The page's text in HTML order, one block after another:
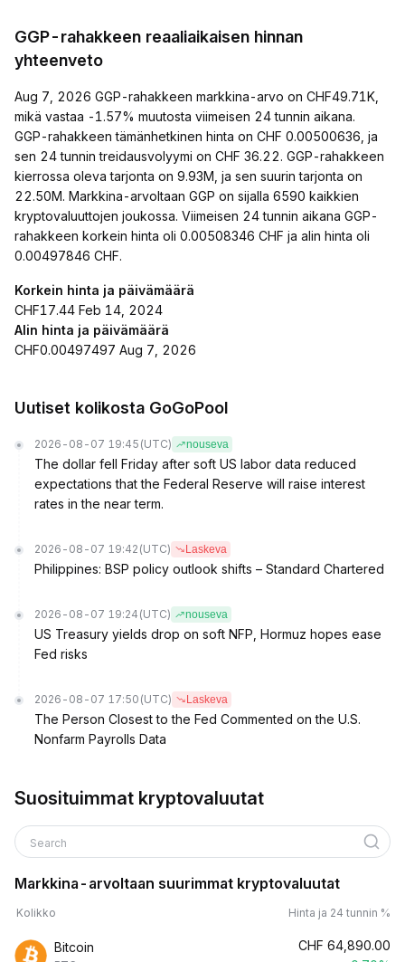
GGP-rahakkeen reaaliaikaisen hinnan
yhteenveto
Aug 7, 2026 GGP-rahakkeen markkina-arvo on CHF49.71K,
mikä vastaa -1.57% muutosta viimeisen 24 tunnin aikana.
GGP-rahakkeen tämänhetkinen hinta on CHF 0.00500636, ja
sen 24 tunnin treidausvolyymi on CHF 36.22. GGP-rahakkeen
kierrossa oleva tarjonta on 9.93M, ja sen suurin tarjonta on
22.50M. Markkina-arvoltaan GGP on sijalla 6590 kaikkien
kryptovaluuttojen joukossa. Viimeisen 24 tunnin aikana GGP-
rahakkeen korkein hinta oli 0.00508346 CHF ja alin hinta oli
0.00497846 CHF.
Korkein hinta ja päivämäärä
CHF17.44 Feb 14, 2024
Alin hinta ja päivämäärä
CHF0.00497497 Aug 7, 2026
Uutiset kolikosta GoGoPool
2026-08-07 19:45 (UTC) nouseva
The dollar fell Friday after soft US labor data reduced
expectations that the Federal Reserve will raise interest
rates in the near term.
2026-08-07 19:42 (UTC) Laskeva
Philippines: BSP policy outlook shifts – Standard Chartered
2026-08-07 19:24 (UTC) nouseva
US Treasury yields drop on soft NFP, Hormuz hopes ease
Fed risks
2026-08-07 17:50 (UTC) Laskeva
The Person Closest to the Fed Commented on the U.S.
Nonfarm Payrolls Data
Suosituimmat kryptovaluutat
Search
Markkina-arvoltaan suurimmat kryptovaluutat
Kolikko Hinta ja 24 tunnin %
Bitcoin CHF 64,890.00